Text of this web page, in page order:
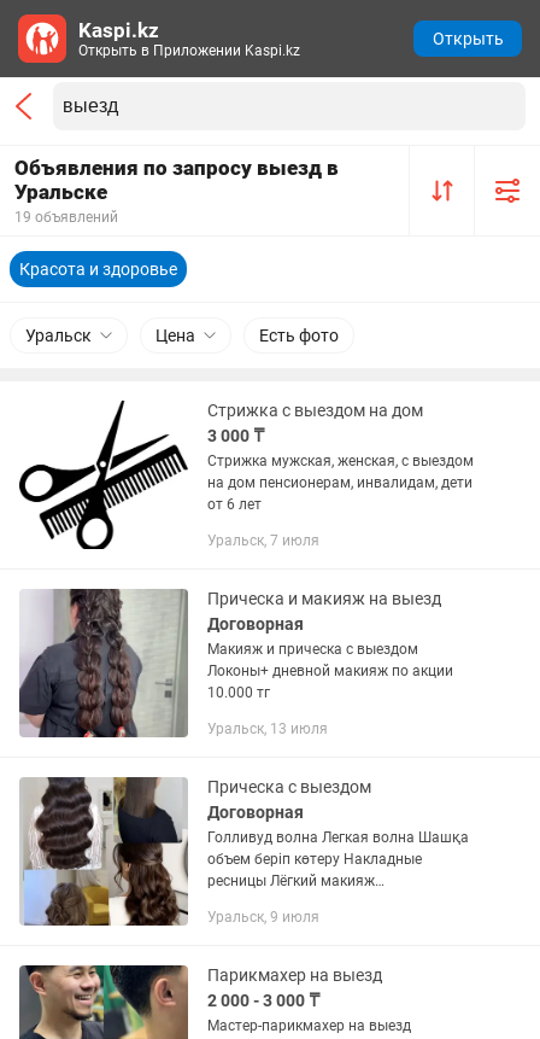
Объявления по запросу выезд в
Уральске
19 объявлений
Красота и здоровье
Уральск Цена Есть фото
Стрижка с выездом на дом
3 000 ₸
Стрижка мужская, женская, с выездом
на дом пенсионерам, инвалидам, дети
от 6 лет
Уральск, 7 июля
Прическа и макияж на выезд
Договорная
Макияж и прическа с выездом
Локоны+ дневной макияж по акции
10.000 тг
Уральск, 13 июля
Прическа с выездом
Договорная
Голливуд волна Легкая волна Шашқа
объем беріп көтеру Накладные
ресницы Лёгкий макияж
хабардасыңыздар
Уральск, 9 июля
Парикмахер на выезд
2 000 - 3 000 ₸
Мастер-парикмахер на выезд
Kaspi.kz
Открыть в Приложении Kaspi.kz
Открыть